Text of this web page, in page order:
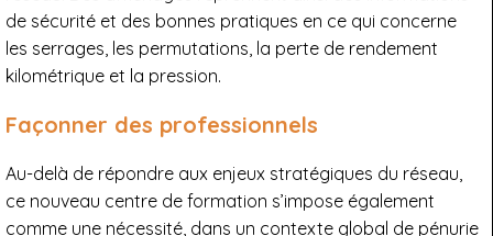
de sécurité et des bonnes pratiques en ce qui concerne
les serrages, les permutations, la perte de rendement
kilométrique et la pression.
Façonner des professionnels
Au-delà de répondre aux enjeux stratégiques du réseau,
ce nouveau centre de formation s’impose également
comme une nécessité, dans un contexte global de pénurie